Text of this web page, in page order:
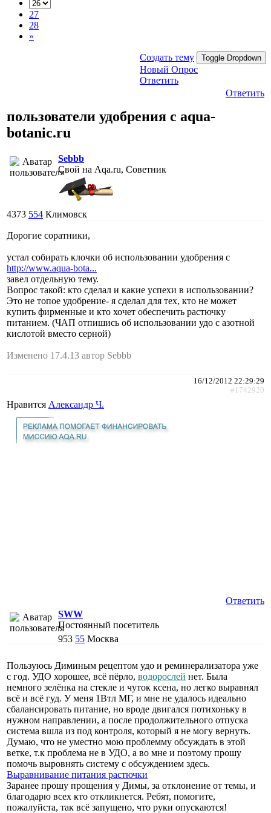
27
28
»
Создать тему Toggle Dropdown
Новый Опрос
Ответить
Ответить
пользователи удобрения с aqua-
botanic.ru
Sebbb
Свой на Aqa.ru, Советник
4373 554 Климовск
Дорогие соратники,
устал собирать клочки об использовании удобрения с
http://www.aqua-bota...
завел отдельную тему.
Вопрос такой: кто сделал и какие успехи в использовании?
Это не топое удобрение- я сделал для тех, кто не может
купить фирменные и кто хочет обеспечить растючку
питанием. (ЧАП отпишись об использовании удо с азотной
кислотой вместо серной)
Изменено 17.4.13 автор Sebbb
16/12/2012 22:29:29
#1742920
Нравится Александр Ч.
Ответить
SWW
Постоянный посетитель
953 55 Москва
Пользуюсь Диминым рецептом удо и реминерализатора уже
с год. УДО хорошее, всё пёрло, водорослей нет. Была
немного зелёнка на стекле и чуток ксена, но легко выравнял
всё и всё гуд. У меня 1Втл МГ, и мне не удалось идеально
сбалансировать питание, но вроде двигался потихоньку в
нужном направлении, а после продолжительного отпуска
система вшла из под контроля, который я не могу вернуть.
Думаю, что не уместно мою проблемму обсуждать в этой
ветке, т.к проблема не в УДО, а во мне и поэтому прошу
помочь выровнять систему с обсуждением здесь.
Выравнивание питания растючки
Заранее прошу прощения у Димы, за отклонение от темы, и
благодарю всех кто откликнется. Ребят, помогите,
пожалуйста, так всё запущено, что руки опускаются!